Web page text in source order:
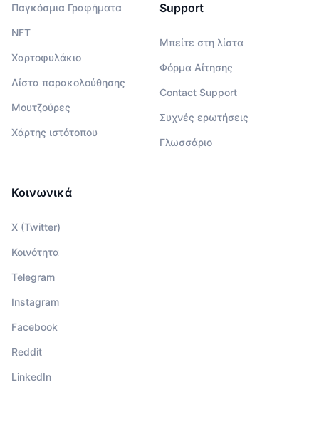
Παγκόσμια Γραφήματα
NFT
Χαρτοφυλάκιο
Λίστα παρακολούθησης
Μουτζούρες
Χάρτης ιστότοπου
Support
Μπείτε στη λίστα
Φόρμα Αίτησης
Contact Support
Συχνές ερωτήσεις
Γλωσσάριο
Κοινωνικά
X (Twitter)
Κοινότητα
Telegram
Instagram
Facebook
Reddit
LinkedIn